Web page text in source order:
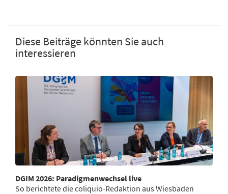
Diese Beiträge könnten Sie auch
interessieren
DGIM 2026: Paradigmenwechsel live
So berichtete die coliquio-Redaktion aus Wiesbaden